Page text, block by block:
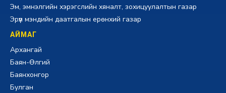
Эм, эмнэлгийн хэрэгслийн хяналт, зохицуулалтын газар
Эрүүл мэндийн даатгалын ерөнхий газар
АЙМАГ
Архангай
Баян-Өлгий
Баянхонгор
Булган